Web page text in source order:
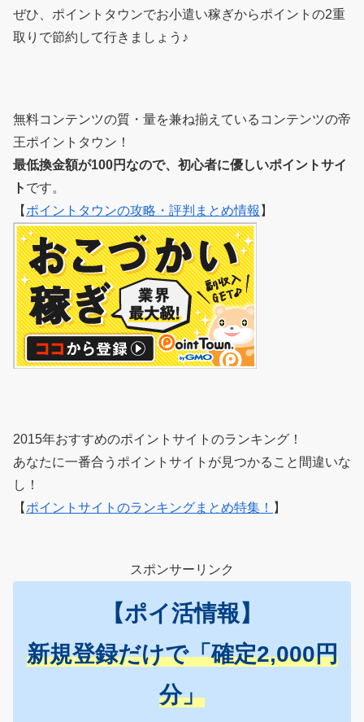
ぜひ、ポイントタウンでお小遣い稼ぎからポイントの2重
取りで節約して行きましょう♪
無料コンテンツの質・量を兼ね揃えているコンテンツの帝
王ポイントタウン！
最低換金額が100円なので、初心者に優しいポイントサイ
ト です。
【 ポイントタウンの攻略・評判まとめ情報 】
2015年おすすめのポイントサイトのランキング！
あなたに一番合うポイントサイトが見つかること間違いな
し！
【 ポイントサイトのランキングまとめ特集！ 】
スポンサーリンク
【ポイ活情報】
新規登録だけで「確定2,000円
分」